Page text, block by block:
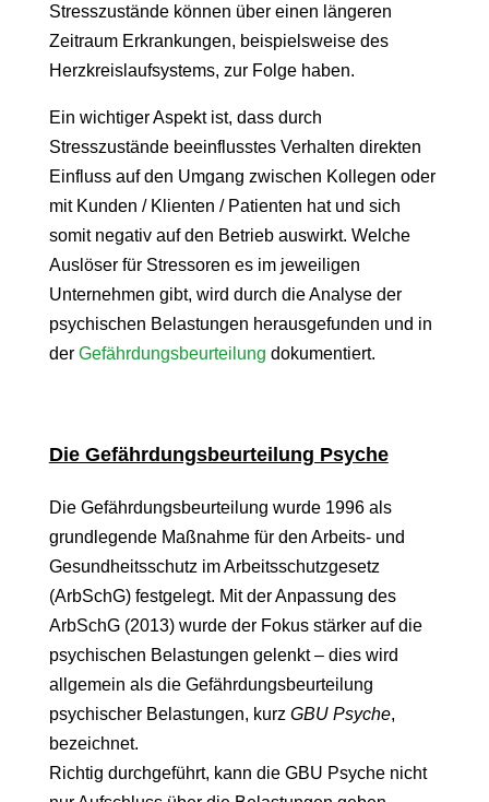
Stresszustände können über einen längeren
Zeitraum Erkrankungen, beispielsweise des
Herzkreislaufsystems, zur Folge haben.
Ein wichtiger Aspekt ist, dass durch
Stresszustände beeinflusstes Verhalten direkten
Einfluss auf den Umgang zwischen Kollegen oder
mit Kunden / Klienten / Patienten hat und sich
somit negativ auf den Betrieb auswirkt. Welche
Auslöser für Stressoren es im jeweiligen
Unternehmen gibt, wird durch die Analyse der
psychischen Belastungen herausgefunden und in
der Gefährdungsbeurteilung dokumentiert.
Die Gefährdungsbeurteilung Psyche
Die Gefährdungsbeurteilung wurde 1996 als
grundlegende Maßnahme für den Arbeits- und
Gesundheitsschutz im Arbeitsschutzgesetz
(ArbSchG) festgelegt. Mit der Anpassung des
ArbSchG (2013) wurde der Fokus stärker auf die
psychischen Belastungen gelenkt – dies wird
allgemein als die Gefährdungsbeurteilung
psychischer Belastungen, kurz GBU Psyche,
bezeichnet.
Richtig durchgeführt, kann die GBU Psyche nicht